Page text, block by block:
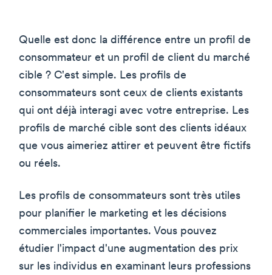
Quelle est donc la différence entre un profil de
consommateur et un profil de client du marché
cible ? C'est simple. Les profils de
consommateurs sont ceux de clients existants
qui ont déjà interagi avec votre entreprise. Les
profils de marché cible sont des clients idéaux
que vous aimeriez attirer et peuvent être fictifs
ou réels.
Les profils de consommateurs sont très utiles
pour planifier le marketing et les décisions
commerciales importantes. Vous pouvez
étudier l'impact d'une augmentation des prix
sur les individus en examinant leurs professions